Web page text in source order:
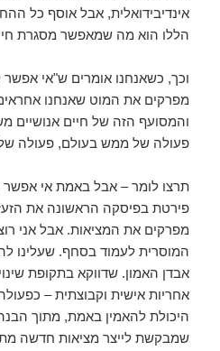
אינדיבידואלית, אבל אוסף כל
הללו הוא מה שמאפשר מסגרת
וכך, כשאנחנו אומרים ש"אי אפשר
מפרקים את המוט שאנחנו
והמסועף הזה של חיים אנושיים
פעולה של ממש בעולם, פעולה של
תרצו לומר – אבל באמת אי אפשר
פירטת בפיסקה הראשונה את
מפרקים את המציאות. אבל אני
המוסרית לעמוד בסחף. שעלינו
אבדן האמון. שדווקא בתקופת
אחריות אישית וקבוצתית –
היכולת להאמין באמת, מתוך
שמבקשת לייצר מציאות חדשה